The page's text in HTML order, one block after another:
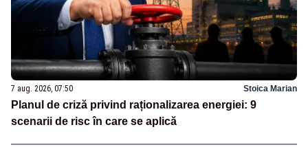
7 aug. 2026, 07:50 Stoica Marian
Planul de criză privind raționalizarea energiei: 9
scenarii de risc în care se aplică